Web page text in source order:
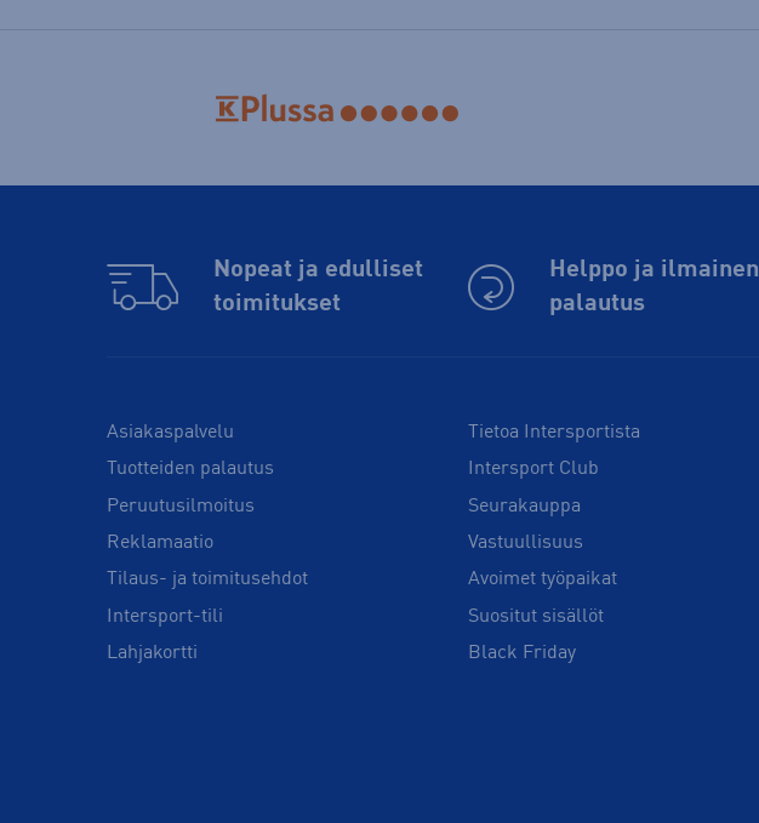
Nopeat ja edulliset
toimitukset
Helppo ja ilmainen
palautus
Asiakaspalvelu
Tuotteiden palautus
Peruutusilmoitus
Reklamaatio
Tilaus- ja toimitusehdot
Intersport-tili
Lahjakortti
Tietoa Intersportista
Intersport Club
Seurakauppa
Vastuullisuus
Avoimet työpaikat
Suositut sisällöt
Black Friday